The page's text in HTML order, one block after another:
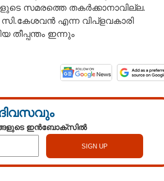
സമരത്തെ തകർക്കാനാവില്ല.
എന്ന വിപ്ളവകാരി
തീപ്പന്തം ഇന്നും
ദിവസവും
ഇൻബോക്സിൽ